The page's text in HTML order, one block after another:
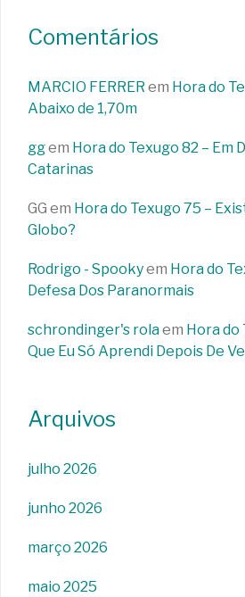
Comentários
MARCIO FERRER em Hora do
Abaixo de 1,70m
ggem Hora do Texugo 82 – Em
Catarinas
GG em Hora do Texugo 75 –
Globo?
Rodrigo - Spookyem Hora do
Defesa Dos Paranormais
schrondinger's rolaem Hora do
Que Eu Só Aprendi Depois De
Arquivos
julho 2026
junho 2026
março 2026
maio 2025